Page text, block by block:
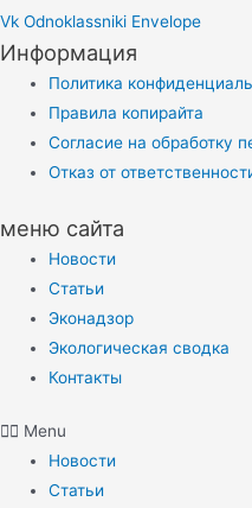
Vk Odnoklassniki Envelope
Информация
Политика
Правила копирайта
Согласие на обработку
Отказ от
меню сайта
Новости
Статьи
Эконадзор
Экологическая сводка
Контакты
Menu
Новости
Статьи